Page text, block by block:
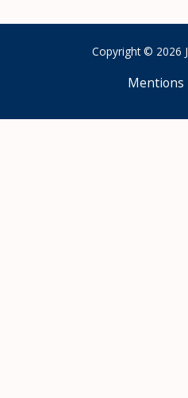
Copyright © 2026
Mentions